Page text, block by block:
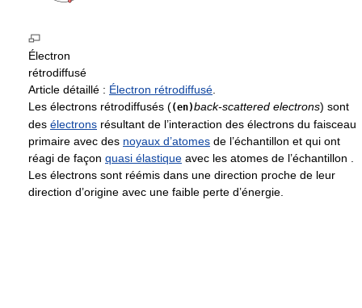
Électron
rétrodiffusé
Article détaillé : Électron rétrodiffusé
Les électrons rétrodiffusés ((en)back-scattered electrons) sont
des électrons résultant de l’interaction des électrons du faisceau
primaire avec des noyaux d’atomes de l’échantillon et qui ont
réagi de façon quasi élastique avec les atomes de l’échantillon .
Les électrons sont réémis dans une direction proche de leur
direction d’origine avec une faible perte d’énergie.